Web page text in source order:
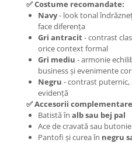
✅ Costume recomandate:
Navy- look tonal
face diferența
Gri antracit- contrast
orice context formal
Gri mediu - armonie
business și evenimente
Negru - contrast puternic,
evidență
✅ Accesorii
Batistă în alb sau bej pal
Ace de cravată sau
Pantofi și curea în negru